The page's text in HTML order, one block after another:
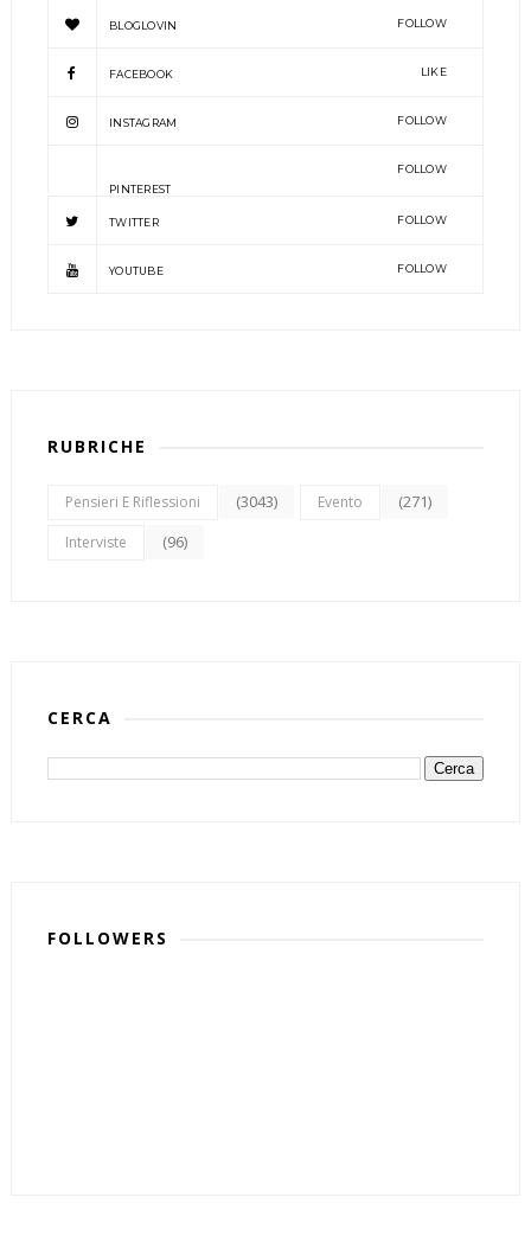
BLOGLOVIN FOLLOW
FACEBOOK LIKE
INSTAGRAM FOLLOW
PINTEREST
FOLLOW
TWITTER FOLLOW
YOUTUBE FOLLOW
RUBRICHE
Pensieri E Riflessioni (3043) Evento (271)
Interviste (96)
CERCA
FOLLOWERS